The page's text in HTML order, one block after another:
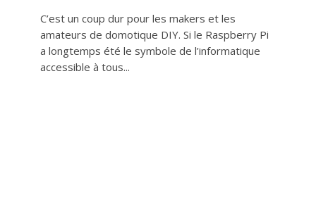
C’est un coup dur pour les makers et les
amateurs de domotique DIY. Si le Raspberry Pi
a longtemps été le symbole de l’informatique
accessible à tous...